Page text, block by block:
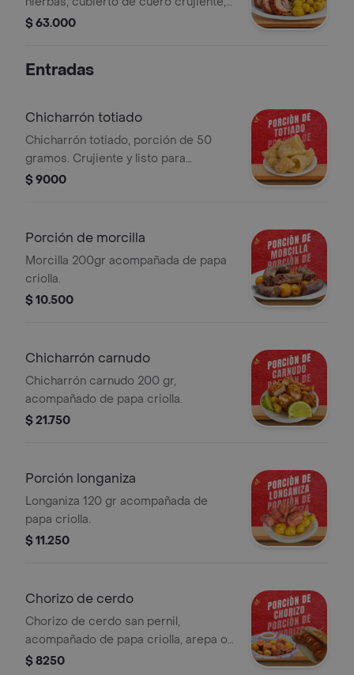
acompañado de papa criolla
$ 63.000
Entradas
Chicharrón totiado
Chicharrón totiado, porción de 50
gramos. Crujiente y listo para
disfrutar.
$ 9000
Porción de morcilla
Morcilla 200gr acompañada de papa
criolla.
$ 10.500
Chicharrón carnudo
Chicharrón carnudo 200 gr,
acompañado de papa criolla.
$ 21.750
Porción longaniza
Longaniza 120 gr acompañada de
papa criolla.
$ 11.250
Chorizo de cerdo
Chorizo de cerdo san pernil,
acompañado de papa criolla, arepa o
pan.
$ 8250